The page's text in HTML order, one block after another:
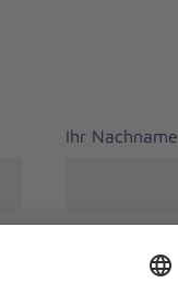
Ihr Nachname